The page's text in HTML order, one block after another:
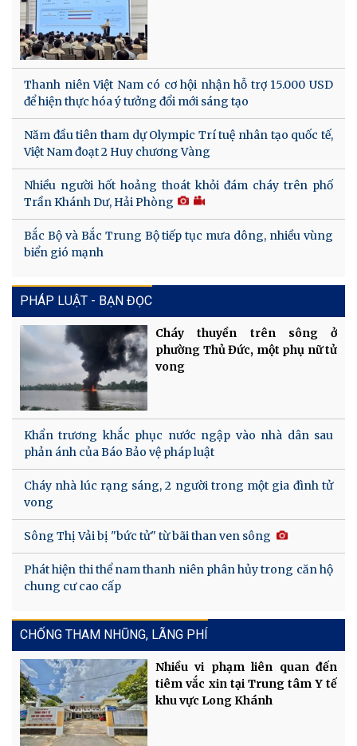
Thanh niên Việt Nam có cơ hội nhận hỗ trợ 15.000 USD
để hiện thực hóa ý tưởng đổi mới sáng tạo
Năm đầu tiên tham dự Olympic Trí tuệ nhân tạo quốc tế,
Việt Nam đoạt 2 Huy chương Vàng
Nhiều người hốt hoảng thoát khỏi đám cháy trên phố
Trần Khánh Dư, Hải Phòng
Bắc Bộ và Bắc Trung Bộ tiếp tục mưa dông, nhiều vùng
biển gió mạnh
PHÁP LUẬT - BẠN ĐỌC
Cháy thuyền trên sông ở
phường Thủ Đức, một phụ nữ tử
vong
Khẩn trương khắc phục nước ngập vào nhà dân sau
phản ánh của Báo Bảo vệ pháp luật
Cháy nhà lúc rạng sáng, 2 người trong một gia đình tử
vong
Sông Thị Vải bị "bức tử" từ bãi than ven sông
Phát hiện thi thể nam thanh niên phân hủy trong căn hộ
chung cư cao cấp
CHỐNG THAM NHŨNG, LÃNG PHÍ
Nhiều vi phạm liên quan đến
tiêm vắc xin tại Trung tâm Y tế
khu vực Long Khánh